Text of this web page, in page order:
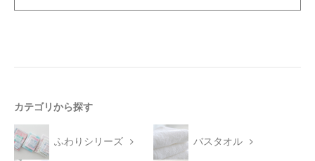
カテゴリから探す
ふわりシリーズ バスタオル